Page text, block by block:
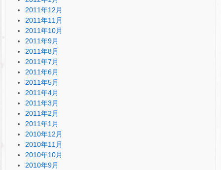
2011年12月
2011年11月
2011年10月
2011年9月
2011年8月
2011年7月
2011年6月
2011年5月
2011年4月
2011年3月
2011年2月
2011年1月
2010年12月
2010年11月
2010年10月
2010年9月